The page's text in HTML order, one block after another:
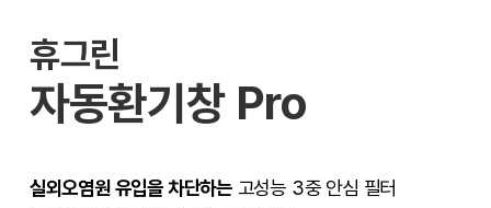
휴그린
자동환기창 Pro
실외오염원 유입을 차단하는고성능 3중 안심 필터